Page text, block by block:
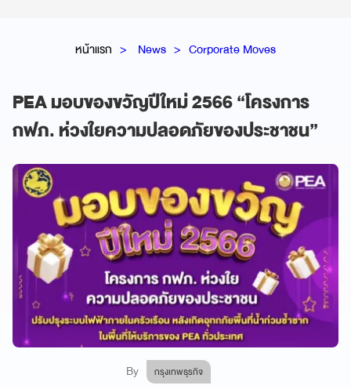
หน้าแรก News Corporate Moves
PEA มอบของขวัญปีใหม่ 2566 “โครงการ
กฟภ. ห่วงใยความปลอดภัยของประชาชน”
By กรุงเทพธุรกิจ